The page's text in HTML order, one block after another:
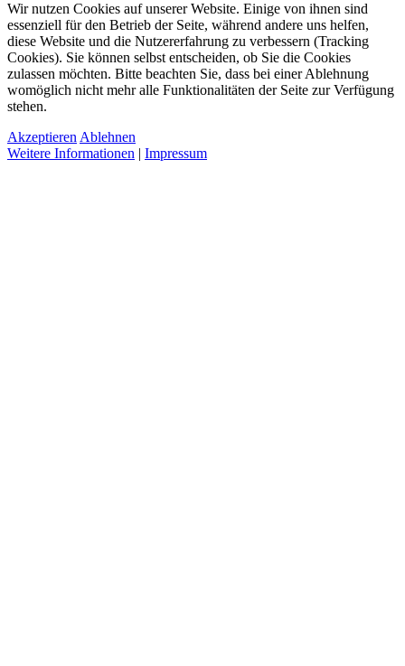
Wir nutzen Cookies auf unserer Website. Einige von ihnen sind
essenziell für den Betrieb der Seite, während andere uns helfen,
diese Website und die Nutzererfahrung zu verbessern (Tracking
Cookies). Sie können selbst entscheiden, ob Sie die Cookies
zulassen möchten. Bitte beachten Sie, dass bei einer Ablehnung
womöglich nicht mehr alle Funktionalitäten der Seite zur Verfügung
stehen.
Akzeptieren Ablehnen
Weitere Informationen | Impressum